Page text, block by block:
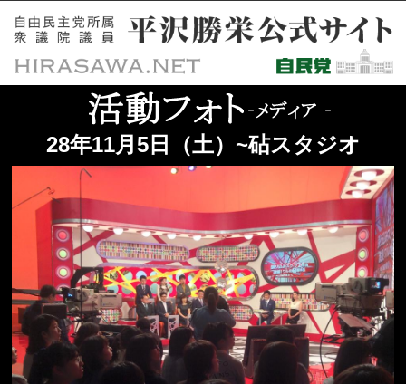
28年11月5日（土）~砧スタジオ